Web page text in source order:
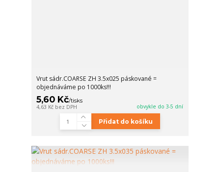
Vrut sádr.COARSE ZH 3.5x025 páskované =
objednáváme po 1000ks!!!
5,60 Kč/tisks
4,63 Kč bez DPH obvykle do 3-5 dní
Přidat do košíku